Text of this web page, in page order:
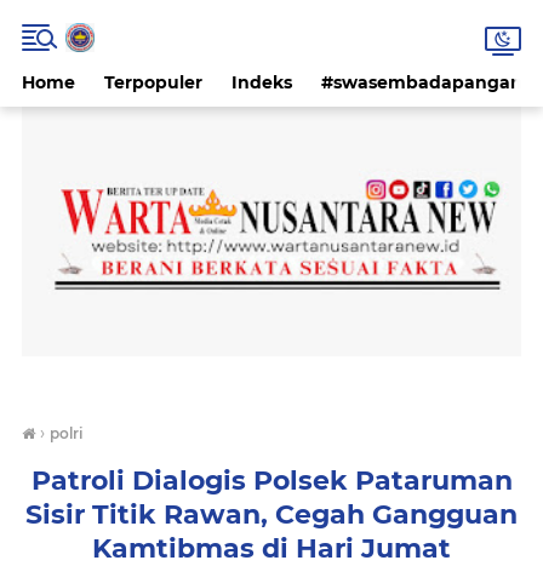
Home Terpopuler Indeks #swasembadapangan
› polri
Patroli Dialogis Polsek Pataruman
Sisir Titik Rawan, Cegah Gangguan
Kamtibmas di Hari Jumat